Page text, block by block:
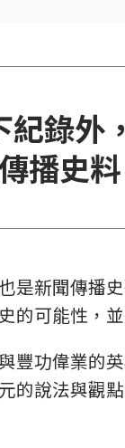
錄外
播史料
是新聞傳播
的可能性，
豐功偉業的
的說法與觀